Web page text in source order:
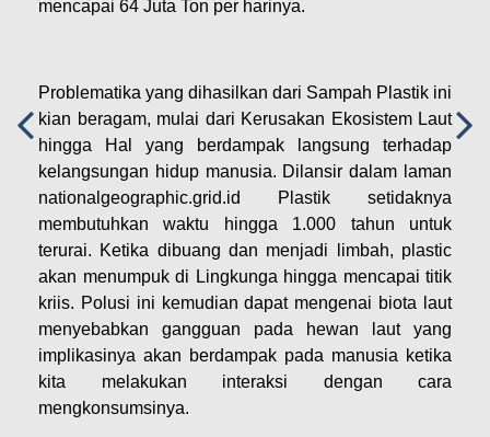
mencapai 64 Juta Ton per harinya.
Problematika yang dihasilkan dari Sampah Plastik ini
kian beragam, mulai dari Kerusakan Ekosistem Laut
hingga Hal yang berdampak langsung terhadap
kelangsungan hidup manusia. Dilansir dalam laman
nationalgeographic.grid.id Plastik setidaknya
membutuhkan waktu hingga 1.000 tahun untuk
terurai. Ketika dibuang dan menjadi limbah, plastic
akan menumpuk di Lingkunga hingga mencapai titik
kriis. Polusi ini kemudian dapat mengenai biota laut
menyebabkan gangguan pada hewan laut yang
implikasinya akan berdampak pada manusia ketika
kita melakukan interaksi dengan cara
mengkonsumsinya.